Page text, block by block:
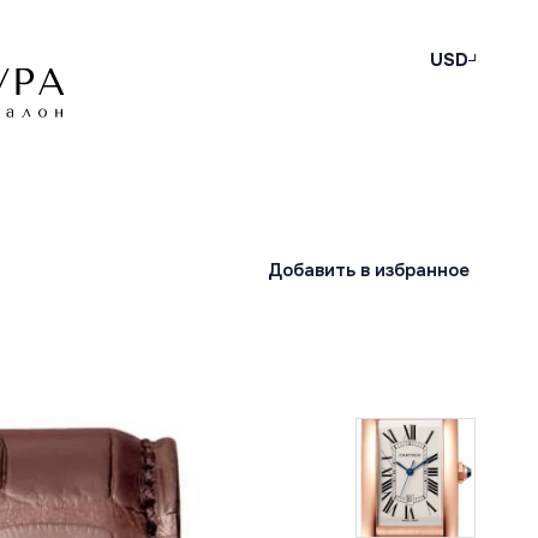
USD
Добавить в избранное